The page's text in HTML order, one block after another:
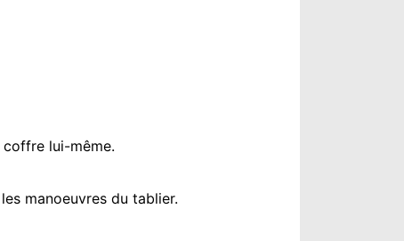
lui-même.
les manoeuvres du tablier.